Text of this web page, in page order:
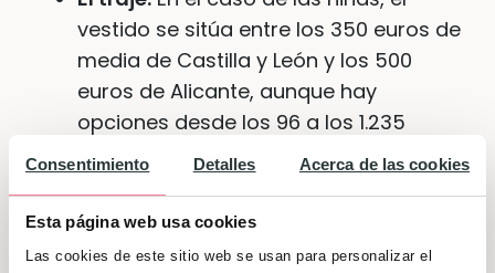
Consentimiento Detalles Acerca de las cookies
Esta página web usa cookies
Las cookies de este sitio web se usan para personalizar el
vestido se sitúa entre los 350 euros de
media de Castilla y León y los 500
euros de Alicante, aunque hay
opciones desde los 96 a los 1.235
euros, y para los niños los precios
almirante o un conjunto de pantalón,
camisa y chaqueta o americana.